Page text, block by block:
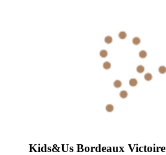
Kids&Us Bordeaux Victoire